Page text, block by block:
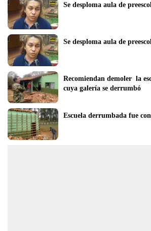
Se desploma aula de
Se desploma aula de
Recomiendan demoler  la
cuya galería se derrumbó
Escuela derrumbada fue